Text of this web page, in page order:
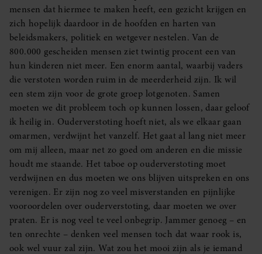
mensen dat hiermee te maken heeft, een gezicht krijgen en
zich hopelijk daardoor in de hoofden en harten van
beleidsmakers, politiek en wetgever nestelen. Van de
800.000 gescheiden mensen ziet twintig procent een van
hun kinderen niet meer. Een enorm aantal, waarbij vaders
die verstoten worden ruim in de meerderheid zijn. Ik wil
een stem zijn voor de grote groep lotgenoten. Samen
moeten we dit probleem toch op kunnen lossen, daar geloof
ik heilig in. Ouderverstoting hoeft niet, als we elkaar gaan
omarmen, verdwijnt het vanzelf. Het gaat al lang niet meer
om mij alleen, maar net zo goed om anderen en die missie
houdt me staande. Het taboe op ouderverstoting moet
verdwijnen en dus moeten we ons blijven uitspreken en ons
verenigen. Er zijn nog zo veel misverstanden en pijnlijke
vooroordelen over ouderverstoting, daar moeten we over
praten. Er is nog veel te veel onbegrip. Jammer genoeg – en
ten onrechte – denken veel mensen toch dat waar rook is,
ook wel vuur zal zijn. Wat zou het mooi zijn als je iemand